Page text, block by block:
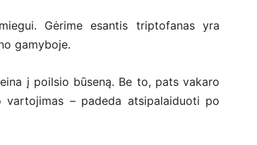
Gėrime esantis triptofanas yra
gamyboje.
į poilsio būseną. Be to, pats vakaro
– padeda atsipalaiduoti po